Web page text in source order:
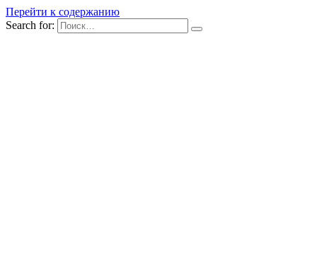
Перейти к содержанию
Search for: